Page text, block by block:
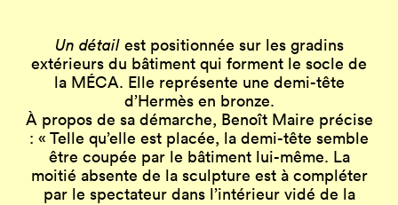
Un détail est positionnée sur les gradins
extérieurs du bâtiment qui forment le socle de
la MÉCA. Elle représente une demi-tête
d’Hermès en bronze.
À propos de sa démarche, Benoît Maire précise
: « Telle qu’elle est placée, la demi-tête semble
être coupée par le bâtiment lui-même. La
moitié absente de la sculpture est à compléter
par le spectateur dans l’intérieur vidé de la